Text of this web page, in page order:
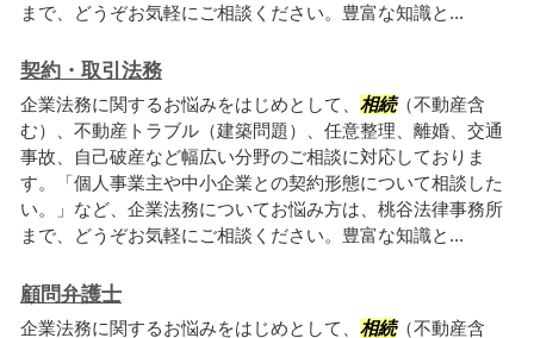
まで、どうぞお気軽にご相談ください。豊富な知識と...
契約・取引法務
企業法務に関するお悩みをはじめとして、 相続（不動産含
む）、不動産トラブル（建築問題）、任意整理、離婚、交通
事故、自己破産など幅広い分野のご相談に対応しておりま
す。「個人事業主や中小企業との契約形態について相談した
い。」など、企業法務についてお悩み方は、桃谷法律事務所
まで、どうぞお気軽にご相談ください。豊富な知識と...
顧問弁護士
企業法務に関するお悩みをはじめとして、 相続（不動産含